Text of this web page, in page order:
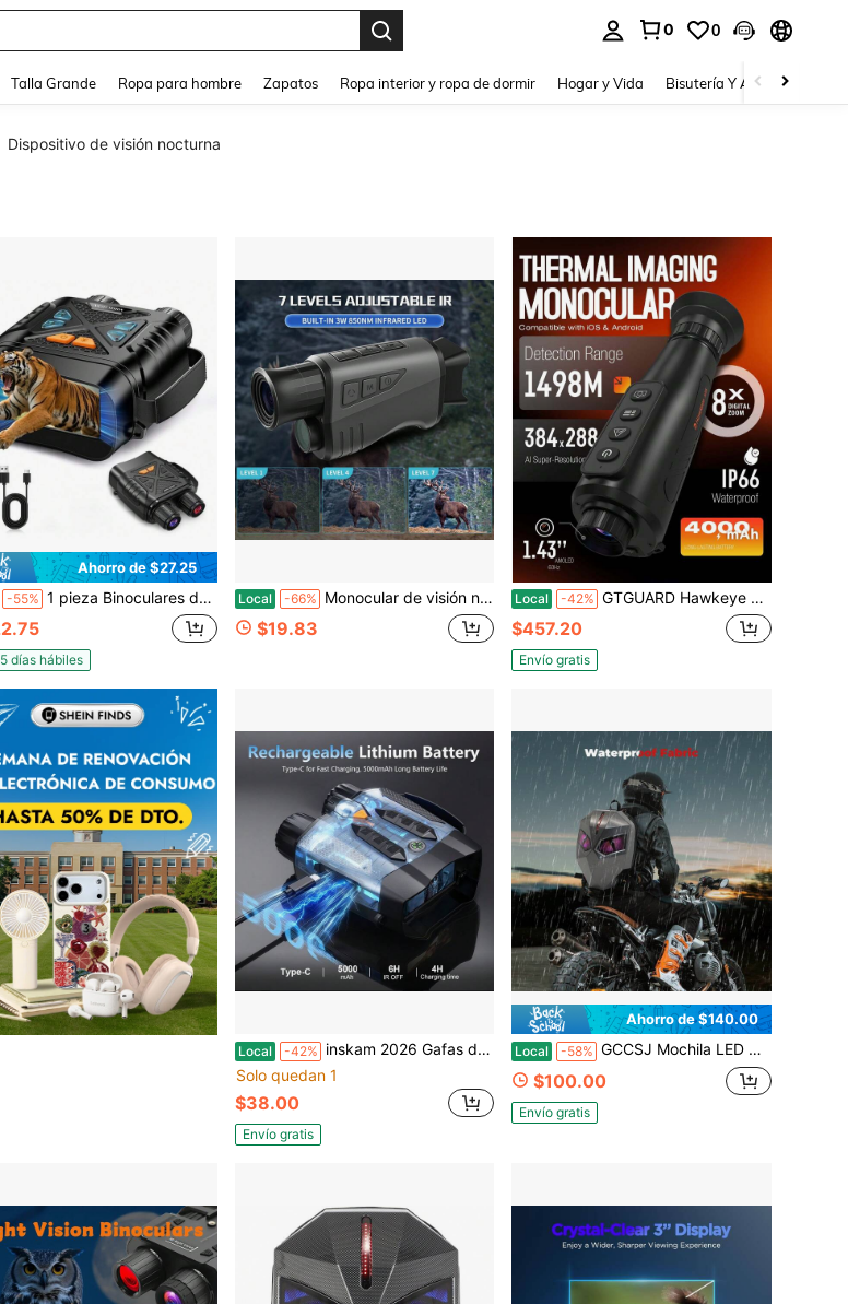
0 0
Talla Grande Ropa para hombre Zapatos Ropa interior y ropa de dormir Hogar y Vida Bisutería Y Accesorios
Dispositivo de visión nocturna
Ahorro de $27.25
-55% 1 pieza Binoculares de visión nocturna 4K ultra alta definición - Pantalla grande a todo color de baja iluminación Telescopio digital infrarrojo para vida silvestre y campamento nocturno
días hábiles
Local -66% Monocular de visión nocturna KLZO-ABS con tarjeta de 32GB y carga USB-C - Visión nocturna IR 10x 40mm, zoom digital 16x, pantalla HD de 1.54 pulgadas, ideal para caza, camping, observación de vida silvestre, monitoreo de , fotografía de aventura | Diseño monocular elegante | Visión nocturna portátil
$19.83
Local -42% GTGUARD Hawkeye Ai15 Monocular Térmico Mejorado por IA con Detección Humana a 1.5km | Resolución Súper IA 384*288 y Lente Ultra Sensible de 15mm F/0.9 | Múltiples Interfaces Tipo-C/H.DM.I 2.1/CVBS | Batería de 10 Horas y Diseño Resistente IP66 | 32GB de Almacenamiento para Fotos/Videos de 512*384 | Caza, Bomberos, Seguimiento de Fauna Silvestre, Visión Nocturna e Inspección Industrial
$457.20
Envío gratis
Local -42% inskam 2026 Gafas de visión nocturna de alta definición - Fotos y videos, Batería de 5000 mAh, Luz de emergencia y brújula - Ideal para acampar, aventuras al aire libre y equipo de supervivencia - Regalo perfecto para hombres
Solo quedan 1
$38.00
Envío gratis
Ahorro de $140.00
Local -58% GCCSJ Mochila LED Gelrova con ojos, mochila para motocicleta, bolsa de almacenamiento para viajes y acampadas, textura de fibra de carbono
$100.00
Envío gratis